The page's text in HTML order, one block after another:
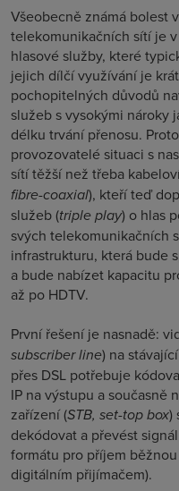
Všeobecně známá bolest
telekomunikačních sítí je
hlasové služby, které
jejich dílčí využívání je
pochopitelných důvodů
služeb s vysokými nároky
délku trvání přenosu.
provozovatelé situaci s
sítí těžší než třeba
fibre-coaxial), kteří teď
služeb (triple play) o hlas
svých telekomunikačních
infrastrukturu, která bude
a bude nabízet kapacitu
až po HDTV.
První řešení je nasnadě:
subscriber line) na
přes DSL potřebuje
IP na výstupu a současně
zařízení (STB, set-top box)
dekódovat a převést
formátu pro příjem
digitálním přijímačem).